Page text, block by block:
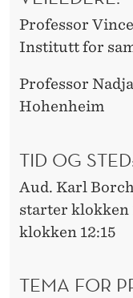
Professor
Institutt for
Professor
Hohenheim
TID OG
Aud. Karl
starter klokken
klokken 12:15
TEMA FOR